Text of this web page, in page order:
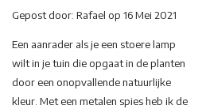
Gepost door: Rafael op 16 Mei 2021
Een aanrader als je een stoere lamp
wilt in je tuin die opgaat in de planten
door een onopvallende natuurlijke
kleur. Met een metalen spies heb ik de